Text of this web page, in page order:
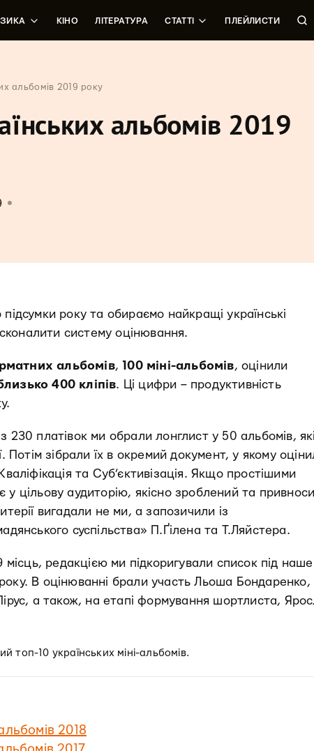
КІНО ЛІТЕРАТУРА СТАТТІ ПЛЕЙЛИСТИ
альбомів 2019 року
альбомів 2019
року та обираємо найкращі українські
систему оцінювання.
альбомів, 100 міні-альбомів, оцінили
400 кліпів. Ці цифри – продуктивність
230 платівок ми обрали лонглист у 50 альбомів, які
Потім зібрали їх в окремий документ, у якому
та Суб’єктивізація. Якщо простішими
цільову аудиторію, якісно зроблений та
вигадали не ми, а запозичили із
суспільства» П.Ґілена та Т.Ляйстера.
місць, редакцією ми підкоригували список під наше
В оцінюванні брали участь Льоша Бондаренко,
а також, на етапі формування шортлиста,
10 українських міні-альбомів.
2018